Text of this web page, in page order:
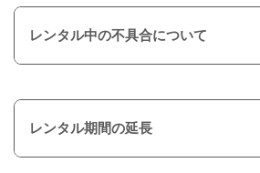
レンタル中の不具合について
レンタル期間の延長